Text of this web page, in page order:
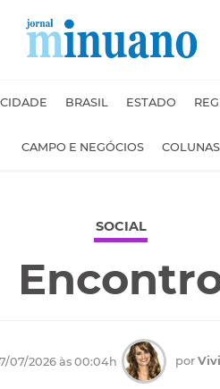
CIDADE BRASIL ESTADO
CAMPO E NEGÓCIOS COLUNAS
SOCIAL
07/2026 às 00:04h por